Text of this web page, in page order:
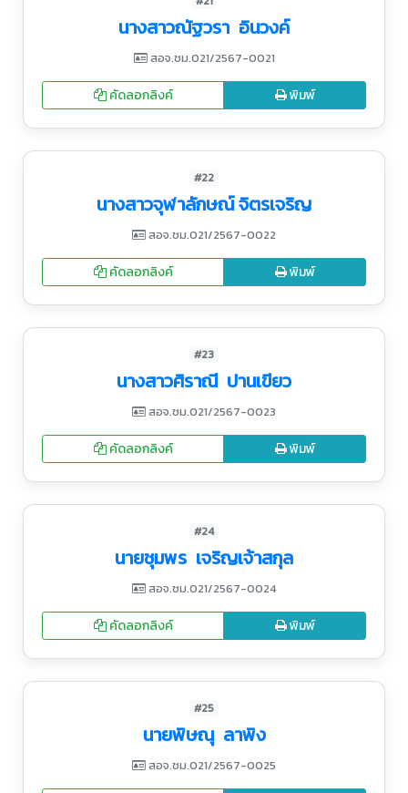
นางสาวณัฐวรา อินวงค์
สอจ.ชม.021/2567-0021
คัดลอกลิงค์ พิมพ์
#22
นางสาวจุฬาลักษณ์ จิตรเจริญ
สอจ.ชม.021/2567-0022
คัดลอกลิงค์ พิมพ์
#23
นางสาวศิราณี ปานเขียว
สอจ.ชม.021/2567-0023
คัดลอกลิงค์ พิมพ์
#24
นายชุมพร เจริญเจ้าสกุล
สอจ.ชม.021/2567-0024
คัดลอกลิงค์ พิมพ์
#25
นายพิษณุ ลาพิง
สอจ.ชม.021/2567-0025